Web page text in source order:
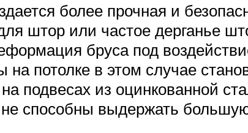
более прочная и
штор или частое дерганье
бруса под
потолке в этом случае
подвесах из оцинкованной
способны выдержать большую